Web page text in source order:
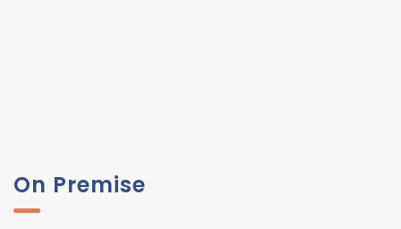
On Premise